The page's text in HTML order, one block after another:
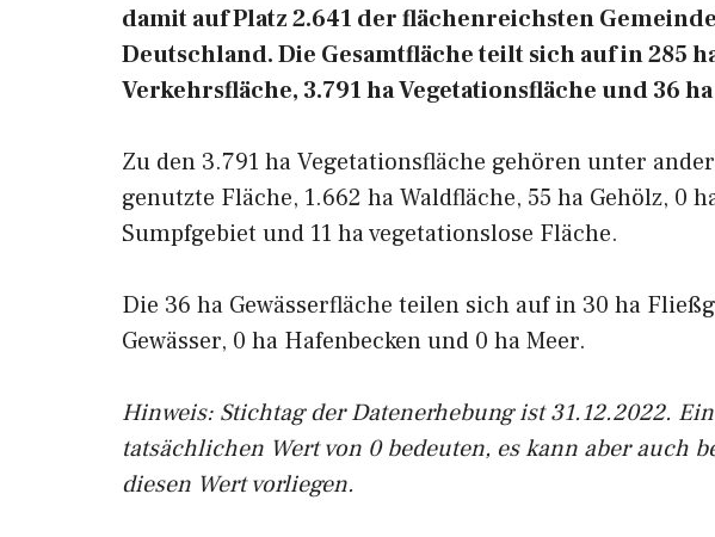
damit auf Platz 2.641 der flächenreichsten
Deutschland. Die Gesamtfläche teilt sich auf in 285
Verkehrsfläche, 3.791 ha Vegetationsfläche und 36
Zu den 3.791 ha Vegetationsfläche gehören unter
genutzte Fläche, 1.662 ha Waldfläche, 55 ha Gehölz, 0
Sumpfgebiet und 11 ha vegetationslose Fläche.
Die 36 ha Gewässerfläche teilen sich auf in 30 ha
Gewässer, 0 ha Hafenbecken und 0 ha Meer.
Hinweis: Stichtag der Datenerhebung ist 31.12.2022.
tatsächlichen Wert von 0 bedeuten, es kann aber auch
diesen Wert vorliegen.